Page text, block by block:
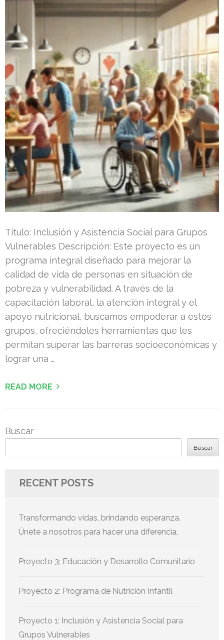
Título: Inclusión y Asistencia Social para Grupos
Vulnerables Descripción: Este proyecto es un
programa integral diseñado para mejorar la
calidad de vida de personas en situación de
pobreza y vulnerabilidad. A través de la
capacitación laboral, la atención integral y el
apoyo nutricional, buscamos empoderar a estos
grupos, ofreciéndoles herramientas que les
permitan superar las barreras socioeconómicas y
lograr una …
READ MORE
Buscar
Buscar
RECENT POSTS
Transformando vidas, brindando esperanza.
Únete a nosotros para hacer una diferencia.
Proyecto 3: Educación y Desarrollo Comunitario
Proyecto 2: Programa de Nutrición Infantil
Proyecto 1: Inclusión y Asistencia Social para
Grupos Vulnerables